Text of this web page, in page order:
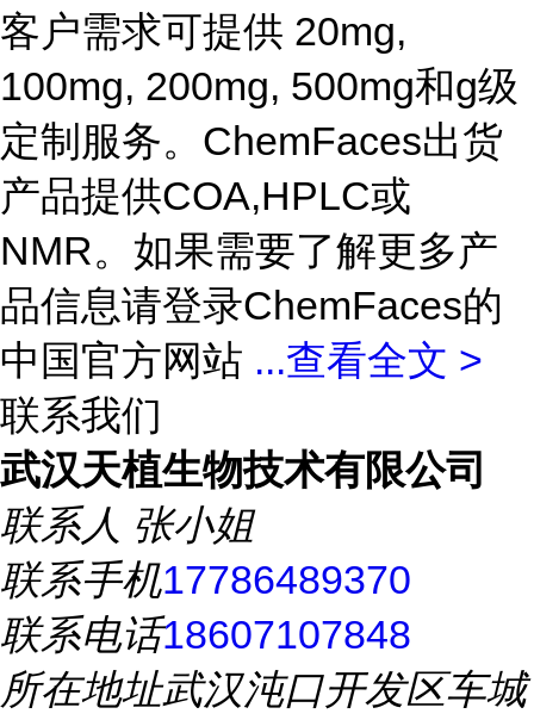
客户需求可提供 20mg,
100mg, 200mg, 500mg和g级
定制服务。ChemFaces出货
产品提供COA,HPLC或
NMR。如果需要了解更多产
品信息请登录ChemFaces的
中国官方网站 ...查看全文 >
联系我们
武汉天植生物技术有限公司
联系人 张小姐
联系手机17786489370
联系电话18607107848
所在地址武汉沌口开发区车城